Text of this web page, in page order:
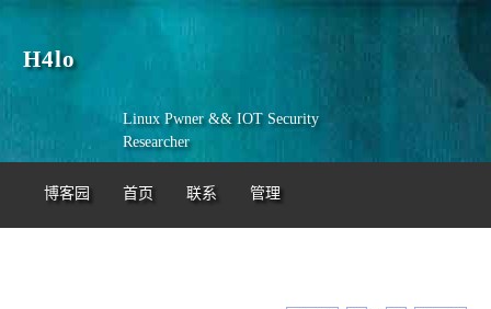
H4lo
Linux Pwner && IOT Security
Researcher
博客园 首页 联系 管理